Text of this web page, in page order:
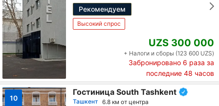
Рекомендуем
Высокий спрос
UZS 300 000
+ Налоги и сборы (123 600 UZS)
Забронировано 6 раза за
последние 48 часов
10
Гостиница South Tashkent
Ташкент 6.8 км от центра